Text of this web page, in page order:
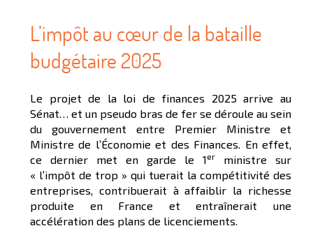
L’impôt au cœur de la bataille
budgétaire 2025
Le projet de la loi de finances 2025 arrive au
Sénat… et un pseudo bras de fer se déroule au sein
du gouvernement entre Premier Ministre et
Ministre de l’Économie et des Finances. En effet,
ce dernier met en garde le 1er
ministre sur
« l’impôt de trop » qui tuerait la compétitivité des
entreprises, contribuerait à affaiblir la richesse
produite en France et entraînerait une
accélération des plans de licenciements.